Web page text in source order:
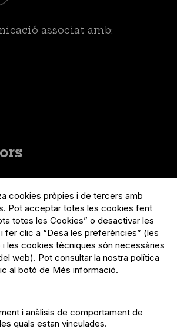
associat amb:
freqüents
cookies pròpies i de tercers amb
Pot acceptar totes les cookies fent
totes les Cookies” o desactivar les
fer clic a “Desa les preferències” (les
les cookies tècniques són necessàries
web). Pot consultar la nostra política
al botó de Més informació.
i anàlisis de comportament de
quals estan vinculades.